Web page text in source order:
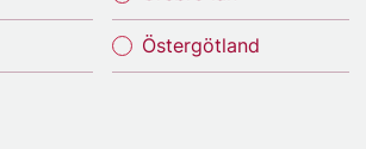
Östergötland